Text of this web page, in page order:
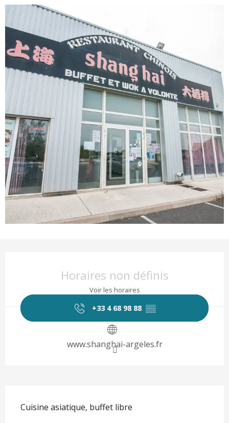
Horaires non définis
Voir les horaires
+33 4 68 98 88 ▒▒
www.shanghai-argeles.fr
Cuisine asiatique, buffet libre